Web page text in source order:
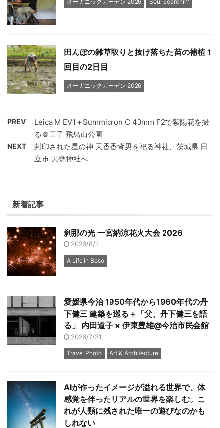
オーガニックガーデン 2026 Soul Searchin'
田んぼの雑草取りと抜け落ちた苗の補植 1
回目の2日目
オーガニックガーデン 2026
PREV
Leica M EV1＋Summicron C 40mm F2で紫陽花を撮
る＠王子 飛鳥山公園
NEXT
封印された星の神 天香香背男を祀る神社、茨城県 日
立市 大甕神社へ
新着記事
刹那の光 一宮納涼花火大会 2026
2026/8/1
A Life in Boso
愛媛県今治 1950年代から1960年代の丹
下健三 建築を巡る＋「父、丹下健三を語
る」 内田道子 × 伊東豊雄@今治市民会館
2026/7/31
Travel Photo Art & Architecture
AIが作ったイメージが溢れる世界で、体
感覚を伴ったリアルの世界を楽しむ。こ
れが人類に残された唯一の遊びなのかも
しれない